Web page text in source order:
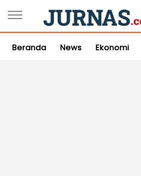
Beranda News Ekonomi